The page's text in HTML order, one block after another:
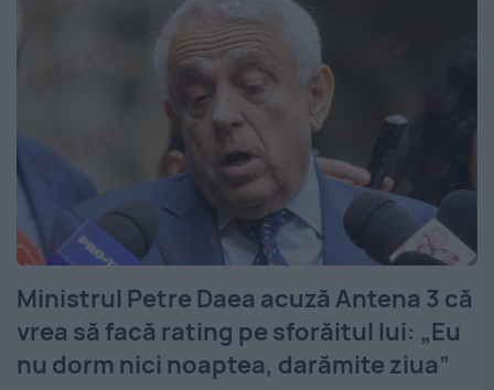
Ministrul Petre Daea acuză Antena 3 că
vrea să facă rating pe sforăitul lui: „Eu
nu dorm nici noaptea, darămite ziua”